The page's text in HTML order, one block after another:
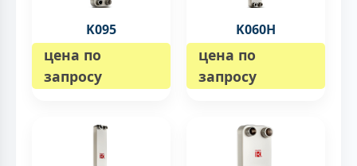
K095
цена по
запросу
K060H
цена по
запросу